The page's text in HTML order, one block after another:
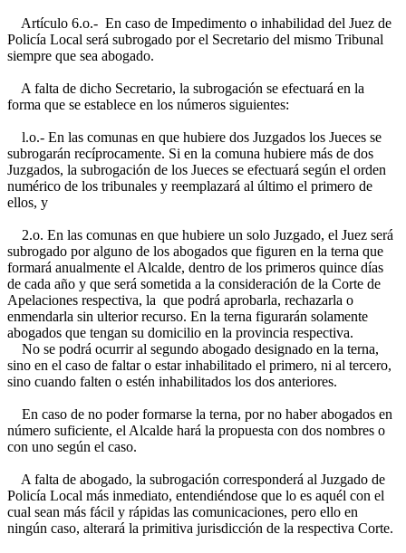
Artículo 6.o.- En caso de Impedimento o inhabilidad del Juez de
Policía Local será subrogado por el Secretario del mismo Tribunal
siempre que sea abogado.
A falta de dicho Secretario, la subrogación se efectuará en la
forma que se establece en los números siguientes:
l.o.- En las comunas en que hubiere dos Juzgados los Jueces se
subrogarán recíprocamente. Si en la comuna hubiere más de dos
Juzgados, la subrogación de los Jueces se efectuará según el orden
numérico de los tribunales y reemplazará al último el primero de
ellos, y
2.o. En las comunas en que hubiere un solo Juzgado, el Juez será
subrogado por alguno de los abogados que figuren en la terna que
formará anualmente el Alcalde, dentro de los primeros quince días
de cada año y que será sometida a la consideración de la Corte de
Apelaciones respectiva, la que podrá aprobarla, rechazarla o
enmendarla sin ulterior recurso. En la terna figurarán solamente
abogados que tengan su domicilio en la provincia respectiva.
No se podrá ocurrir al segundo abogado designado en la terna,
sino en el caso de faltar o estar inhabilitado el primero, ni al tercero,
sino cuando falten o estén inhabilitados los dos anteriores.
En caso de no poder formarse la terna, por no haber abogados en
número suficiente, el Alcalde hará la propuesta con dos nombres o
con uno según el caso.
A falta de abogado, la subrogación corresponderá al Juzgado de
Policía Local más inmediato, entendiéndose que lo es aquél con el
cual sean más fácil y rápidas las comunicaciones, pero ello en
ningún caso, alterará la primitiva jurisdicción de la respectiva Corte.